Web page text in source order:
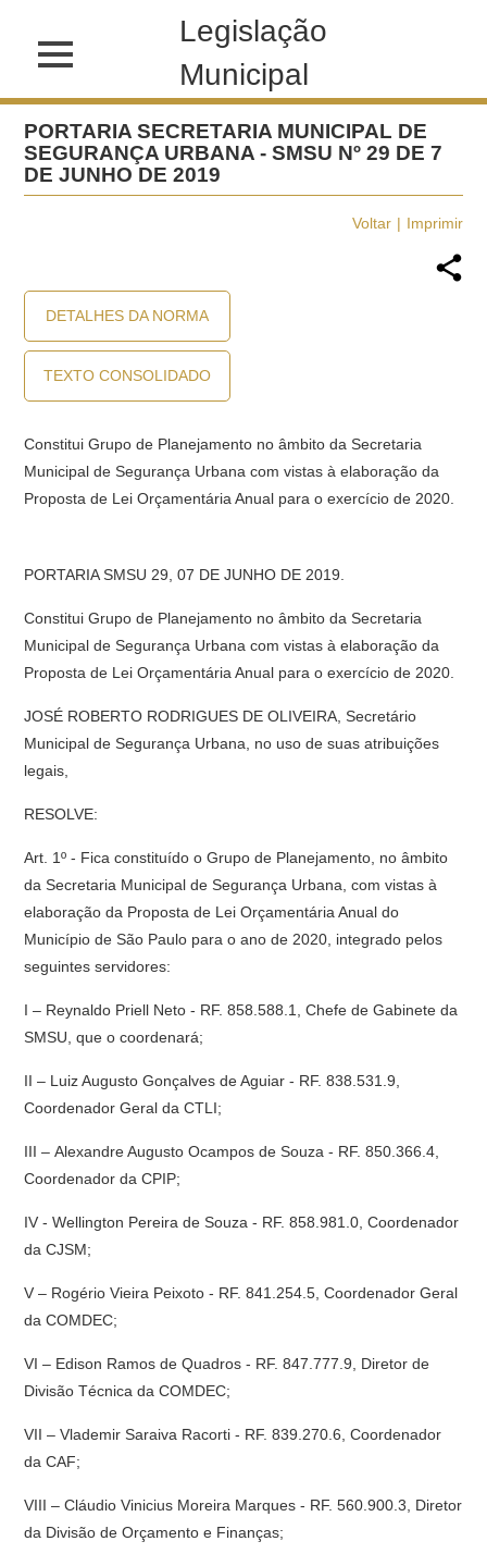
Legislação
Municipal
PORTARIA SECRETARIA MUNICIPAL DE
SEGURANÇA URBANA - SMSU Nº 29 DE 7
DE JUNHO DE 2019
Voltar Imprimir
DETALHES DA NORMA
TEXTO CONSOLIDADO
Constitui Grupo de Planejamento no âmbito da Secretaria
Municipal de Segurança Urbana com vistas à elaboração da
Proposta de Lei Orçamentária Anual para o exercício de 2020.
PORTARIA SMSU 29, 07 DE JUNHO DE 2019.
Constitui Grupo de Planejamento no âmbito da Secretaria
Municipal de Segurança Urbana com vistas à elaboração da
Proposta de Lei Orçamentária Anual para o exercício de 2020.
JOSÉ ROBERTO RODRIGUES DE OLIVEIRA, Secretário
Municipal de Segurança Urbana, no uso de suas atribuições
legais,
RESOLVE:
Art. 1º - Fica constituído o Grupo de Planejamento, no âmbito
da Secretaria Municipal de Segurança Urbana, com vistas à
elaboração da Proposta de Lei Orçamentária Anual do
Município de São Paulo para o ano de 2020, integrado pelos
seguintes servidores:
I – Reynaldo Priell Neto - RF. 858.588.1, Chefe de Gabinete da
SMSU, que o coordenará;
II – Luiz Augusto Gonçalves de Aguiar - RF. 838.531.9,
Coordenador Geral da CTLI;
III – Alexandre Augusto Ocampos de Souza - RF. 850.366.4,
Coordenador da CPIP;
IV - Wellington Pereira de Souza - RF. 858.981.0, Coordenador
da CJSM;
V – Rogério Vieira Peixoto - RF. 841.254.5, Coordenador Geral
da COMDEC;
VI – Edison Ramos de Quadros - RF. 847.777.9, Diretor de
Divisão Técnica da COMDEC;
VII – Vlademir Saraiva Racorti - RF. 839.270.6, Coordenador
da CAF;
VIII – Cláudio Vinicius Moreira Marques - RF. 560.900.3, Diretor
da Divisão de Orçamento e Finanças;